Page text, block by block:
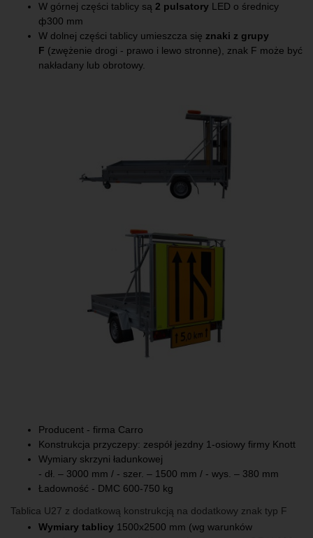
W górnej części tablicy są 2 pulsatory LED o średnicy
ф300 mm
W dolnej części tablicy umieszcza się znaki z grupy
F (zwężenie drogi - prawo i lewo stronne), znak F może być
nakładany lub obrotowy.
Producent - firma Carro
Konstrukcja przyczepy: zespół jezdny 1-osiowy firmy Knott
Wymiary skrzyni ładunkowej
- dł. – 3000 mm / - szer. – 1500 mm / - wys. – 380 mm
Ładowność - DMC 600-750 kg
Tablica U27 z dodatkową konstrukcją na dodatkowy znak typ F
Wymiary tablicy 1500x2500 mm (wg warunków